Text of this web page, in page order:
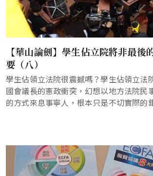
【華山論劍】學生佔立院將非最後
要（八）
學生佔領立法院很震撼嗎？學生佔領立法
國會議長的憲政衝突，幻想以地方法院民
的方式來息事寧人，根本只是不切實際的